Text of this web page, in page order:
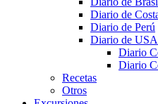
Diario de
Diario de Perú
Diario de USA
Diario
Diario
Recetas
Otros